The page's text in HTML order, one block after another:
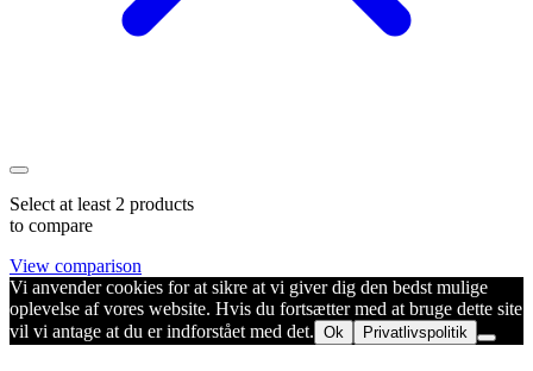
Select at least 2 products
to compare
View comparison
Vi anvender cookies for at sikre at vi giver dig den bedst mulige
oplevelse af vores website. Hvis du fortsætter med at bruge dette site
vil vi antage at du er indforstået med det. Ok Privatlivspolitik